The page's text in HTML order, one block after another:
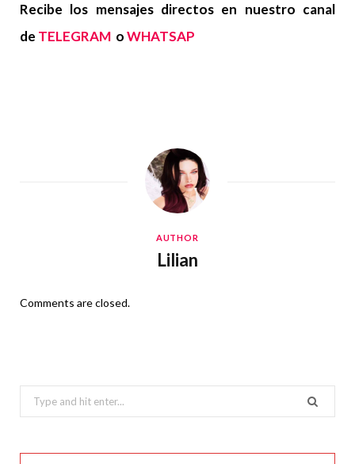
Recibe los mensajes directos en nuestro canal
de TELEGRAM oWHATSAP
AUTHOR
Lilian
Comments are closed.
Search
for: